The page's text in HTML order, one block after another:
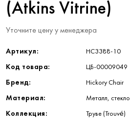
(Atkins Vitrine)
Уточните цену у менеджера
Артикул: HC3388-10
Код товара: ЦБ-00009049
Бренд: Hickory Chair
Материал: Металл, стекло
Коллекция: Труве (Trouvé)